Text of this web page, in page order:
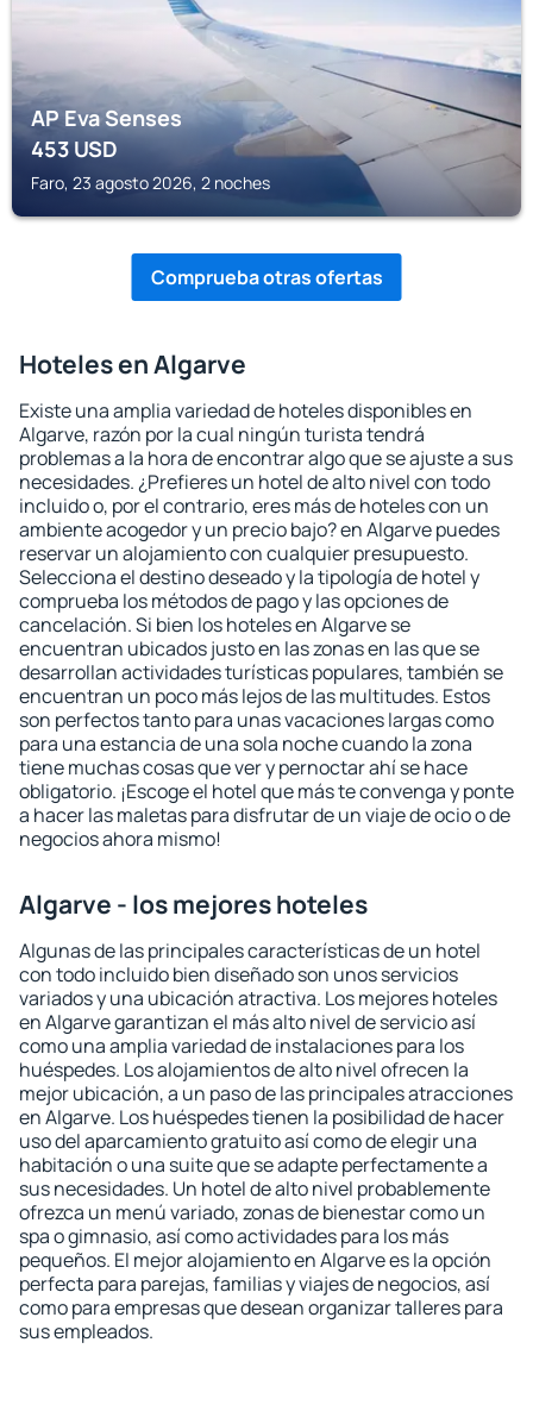
AP Eva Senses
453USD
Faro, 23 agosto 2026, 2 noches
Comprueba otras ofertas
Hoteles en Algarve
Existe una amplia variedad de hoteles disponibles en
Algarve, razón por la cual ningún turista tendrá
problemas a la hora de encontrar algo que se ajuste a sus
necesidades. ¿Prefieres un hotel de alto nivel con todo
incluido o, por el contrario, eres más de hoteles con un
ambiente acogedor y un precio bajo? en Algarve puedes
reservar un alojamiento con cualquier presupuesto.
Selecciona el destino deseado y la tipología de hotel y
comprueba los métodos de pago y las opciones de
cancelación. Si bien los hoteles en Algarve se
encuentran ubicados justo en las zonas en las que se
desarrollan actividades turísticas populares, también se
encuentran un poco más lejos de las multitudes. Estos
son perfectos tanto para unas vacaciones largas como
para una estancia de una sola noche cuando la zona
tiene muchas cosas que ver y pernoctar ahí se hace
obligatorio. ¡Escoge el hotel que más te convenga y ponte
a hacer las maletas para disfrutar de un viaje de ocio o de
negocios ahora mismo!
Algarve - los mejores hoteles
Algunas de las principales características de un hotel
con todo incluido bien diseñado son unos servicios
variados y una ubicación atractiva. Los mejores hoteles
en Algarve garantizan el más alto nivel de servicio así
como una amplia variedad de instalaciones para los
huéspedes. Los alojamientos de alto nivel ofrecen la
mejor ubicación, a un paso de las principales atracciones
en Algarve. Los huéspedes tienen la posibilidad de hacer
uso del aparcamiento gratuito así como de elegir una
habitación o una suite que se adapte perfectamente a
sus necesidades. Un hotel de alto nivel probablemente
ofrezca un menú variado, zonas de bienestar como un
spa o gimnasio, así como actividades para los más
pequeños. El mejor alojamiento en Algarve es la opción
perfecta para parejas, familias y viajes de negocios, así
como para empresas que desean organizar talleres para
sus empleados.